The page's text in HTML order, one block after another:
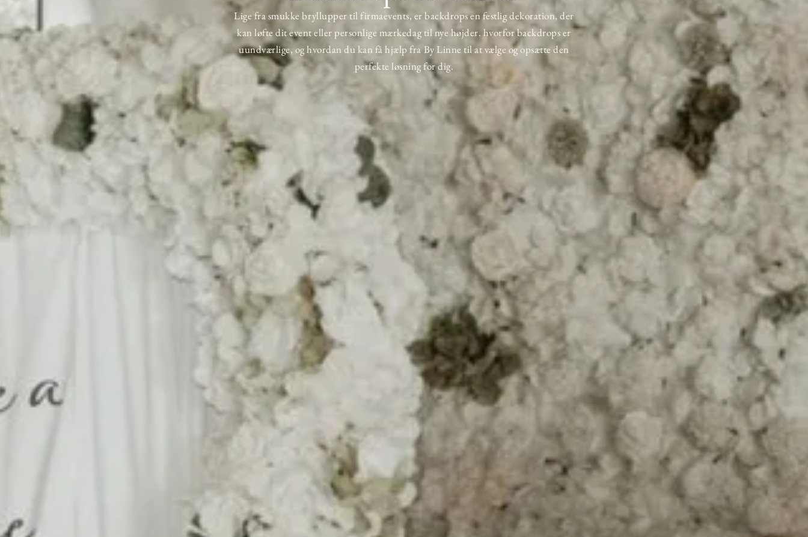
Lige fra smukke bryllupper til firmaevents, er backdrops en festlig dekoration, der
kan løfte dit event eller personlige mærkedag til nye højder. hvorfor backdrops er
uundværlige, og hvordan du kan få hjælp fraBy Linne til at vælge og opsætte den
perfekte løsning for dig.